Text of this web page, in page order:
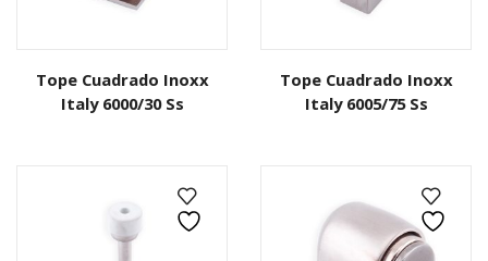
Tope Cuadrado Inoxx
Italy 6000/30 Ss
Tope Cuadrado Inoxx
Italy 6005/75 Ss